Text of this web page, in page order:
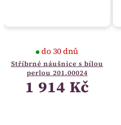
Stříbrné náušnice s bílou
perlou 201.00024
do 30 dnů
1 914 Kč